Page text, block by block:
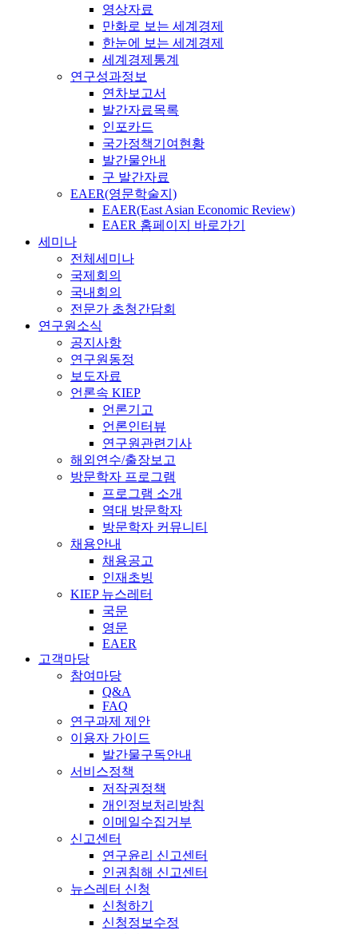
영상자료
만화로 보는 세계경제
한눈에 보는 세계경제
세계경제통계
연구성과정보
연차보고서
발간자료목록
인포카드
국가정책기여현황
발간물안내
구 발간자료
EAER(영문학술지)
EAER(East Asian Economic Review)
EAER 홈페이지 바로가기
세미나
전체세미나
국제회의
국내회의
전문가 초청간담회
연구원소식
공지사항
연구원동정
보도자료
언론속 KIEP
언론기고
언론인터뷰
연구원관련기사
해외연수/출장보고
방문학자 프로그램
프로그램 소개
역대 방문학자
방문학자 커뮤니티
채용안내
채용공고
인재초빙
KIEP 뉴스레터
국문
영문
EAER
고객마당
참여마당
Q&A
FAQ
연구과제 제안
이용자 가이드
발간물구독안내
서비스정책
저작권정책
개인정보처리방침
이메일수집거부
신고센터
연구윤리 신고센터
인권침해 신고센터
뉴스레터 신청
신청하기
신청정보수정